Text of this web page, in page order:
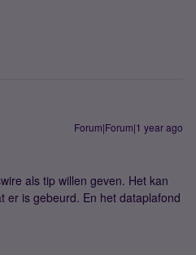
Forum|Forum|1 year ago
als tip willen geven. Het kan
er is gebeurd. En het dataplafond